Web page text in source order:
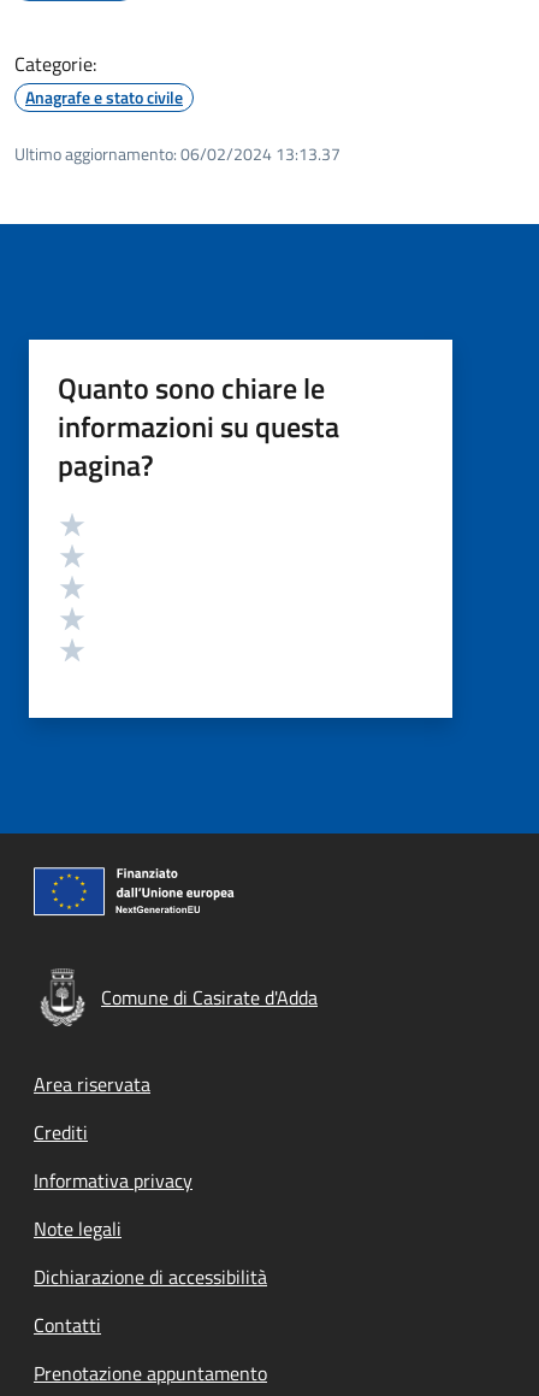
Categorie:
Anagrafe e stato civile
Ultimo aggiornamento:06/02/2024 13:13.37
Quanto sono chiare le
informazioni su questa
pagina?
Valutazione
Comune di Casirate d'Adda
Footer menu
Area riservata
Crediti
Informativa privacy
Note legali
Dichiarazione di accessibilità
Contatti
Prenotazione appuntamento